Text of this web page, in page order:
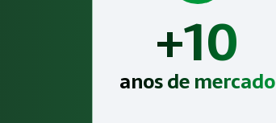
+10
anos de mercado